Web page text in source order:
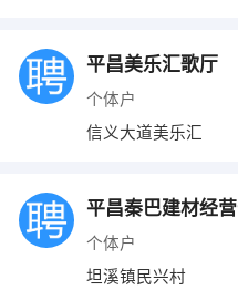
平昌美乐汇歌厅
个体户
信义大道美乐汇
平昌秦巴建材经
个体户
坦溪镇民兴村